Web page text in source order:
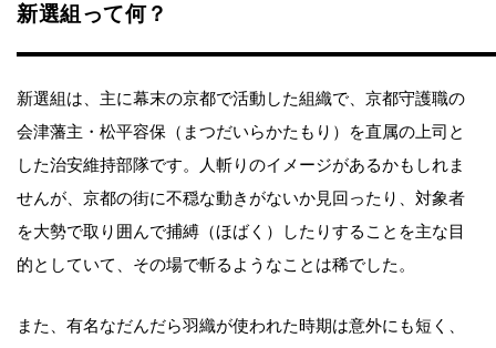
新選組って何？
新選組は、主に幕末の京都で活動した組織で、京都守護職の
会津藩主・松平容保（まつだいらかたもり）を直属の上司と
した治安維持部隊です。人斬りのイメージがあるかもしれま
せんが、京都の街に不穏な動きがないか見回ったり、対象者
を大勢で取り囲んで捕縛（ほばく）したりすることを主な目
的としていて、その場で斬るようなことは稀でした。
また、有名なだんだら羽織が使われた時期は意外にも短く、